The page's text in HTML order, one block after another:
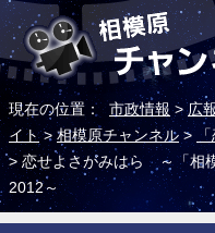
現在の位置： 市政情報 >広
イト>相模原チャンネル >
> 恋せよさがみはら ～「相
2012～